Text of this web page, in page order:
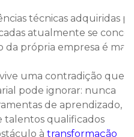
técnicas adquiridas
atualmente se
da própria empresa é mais
uma contradição que
pode ignorar: nunca
de aprendizado,
talentos qualificados
à transformação